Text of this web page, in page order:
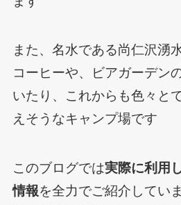
また、名水である尚仁沢湧
コーヒーや、ビアガーデン
いたり、これからも色々と
えそうなキャンプ場です
このブログでは実際に利用
情報を全力でご紹介してい